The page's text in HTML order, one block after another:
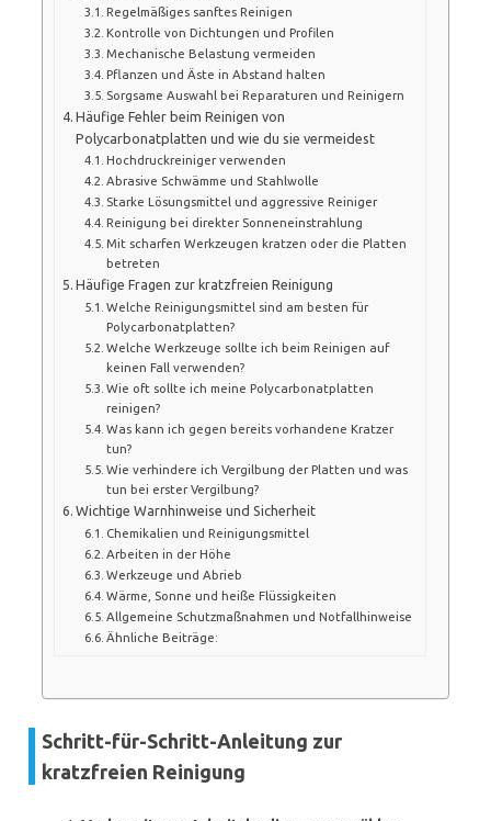
Regelmäßiges sanftes Reinigen
Kontrolle von Dichtungen und Profilen
Mechanische Belastung vermeiden
Pflanzen und Äste in Abstand halten
Sorgsame Auswahl bei Reparaturen und Reinigern
Häufige Fehler beim Reinigen von
Polycarbonatplatten und wie du sie vermeidest
Hochdruckreiniger verwenden
Abrasive Schwämme und Stahlwolle
Starke Lösungsmittel und aggressive Reiniger
Reinigung bei direkter Sonneneinstrahlung
Mit scharfen Werkzeugen kratzen oder die Platten
betreten
Häufige Fragen zur kratzfreien Reinigung
Welche Reinigungsmittel sind am besten für
Polycarbonatplatten?
Welche Werkzeuge sollte ich beim Reinigen auf
keinen Fall verwenden?
Wie oft sollte ich meine Polycarbonatplatten
reinigen?
Was kann ich gegen bereits vorhandene Kratzer
tun?
Wie verhindere ich Vergilbung der Platten und was
tun bei erster Vergilbung?
Wichtige Warnhinweise und Sicherheit
Chemikalien und Reinigungsmittel
Arbeiten in der Höhe
Werkzeuge und Abrieb
Wärme, Sonne und heiße Flüssigkeiten
Allgemeine Schutzmaßnahmen und Notfallhinweise
Ähnliche Beiträge:
Schritt-für-Schritt-Anleitung zur
kratzfreien Reinigung